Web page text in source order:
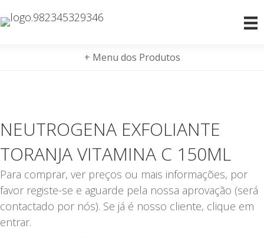
+ Menu dos Produtos
NEUTROGENA EXFOLIANTE
TORANJA VITAMINA C 150ML
Para comprar, ver preços ou mais informações, por
favor registe-se e aguarde pela nossa aprovação (será
contactado por nós). Se já é nosso cliente, clique em
entrar.